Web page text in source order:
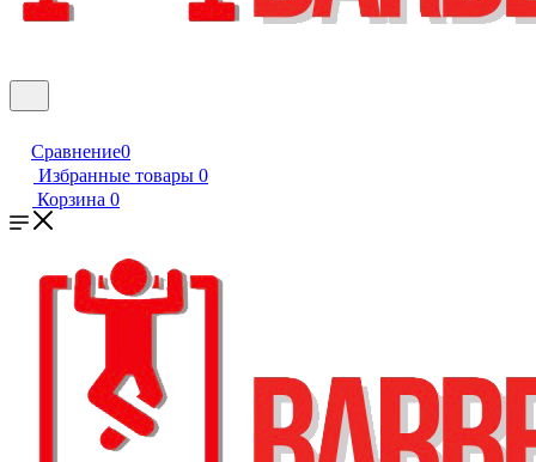
Сравнение0
Избранные товары 0
Корзина 0